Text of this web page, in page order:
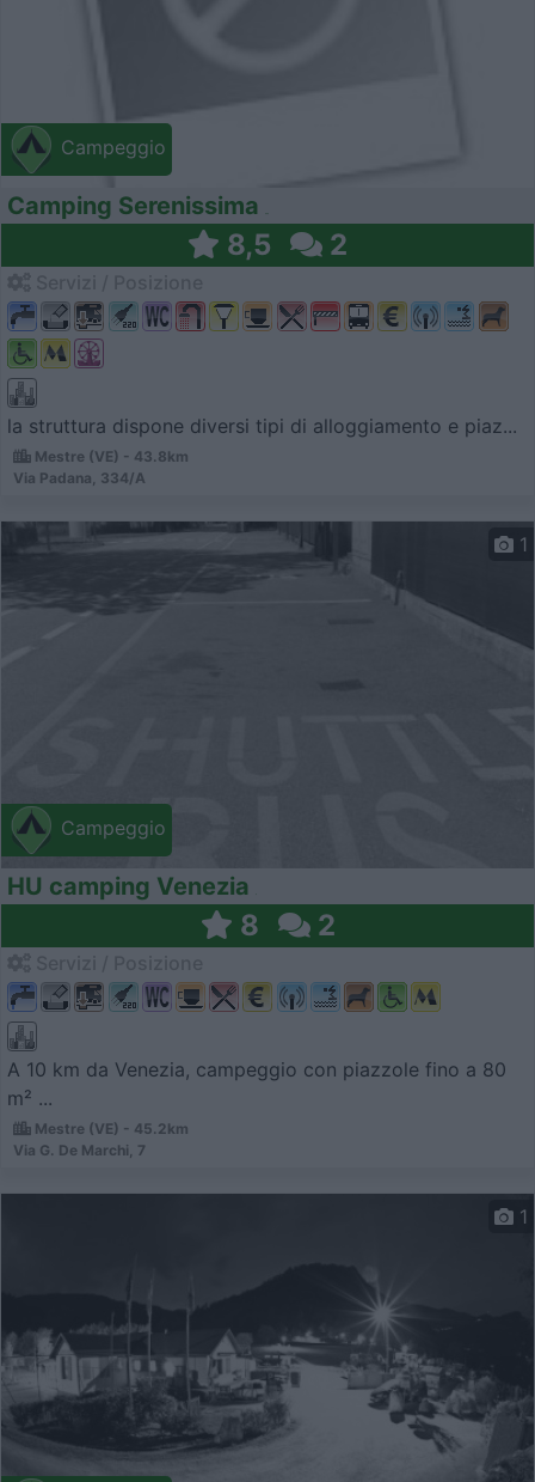
Campeggio
Camping Serenissima
8,5 2
la struttura dispone diversi tipi di alloggiamento e piaz...
Mestre (VE) - 43.8km
Via Padana, 334/A
Campeggio
1
HU camping Venezia
8 2
A 10 km da Venezia, campeggio con piazzole fino a 80
m² ...
Mestre (VE) - 45.2km
Via G. De Marchi, 7
1